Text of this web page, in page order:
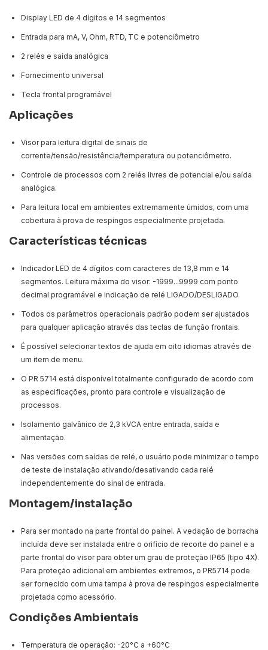
Display LED de 4 dígitos e 14 segmentos
Entrada para mA, V, Ohm, RTD, TC e potenciômetro
2 relés e saída analógica
Fornecimento universal
Tecla frontal programável
Aplicações
Visor para leitura digital de sinais de
corrente/tensão/resistência/temperatura ou potenciômetro.
Controle de processos com 2 relés livres de potencial e/ou saída
analógica.
Para leitura local em ambientes extremamente úmidos, com uma
cobertura à prova de respingos especialmente projetada.
Características técnicas
Indicador LED de 4 dígitos com caracteres de 13,8 mm e 14
segmentos. Leitura máxima do visor: -1999...9999 com ponto
decimal programável e indicação de relé LIGADO/DESLIGADO.
Todos os parâmetros operacionais padrão podem ser ajustados
para qualquer aplicação através das teclas de função frontais.
É possível selecionar textos de ajuda em oito idiomas através de
um item de menu.
O PR 5714 está disponível totalmente configurado de acordo com
as especificações, pronto para controle e visualização de
processos.
Isolamento galvânico de 2,3 kVCA entre entrada, saída e
alimentação.
Nas versões com saídas de relé, o usuário pode minimizar o tempo
de teste de instalação ativando/desativando cada relé
independentemente do sinal de entrada.
Montagem/instalação
Para ser montado na parte frontal do painel. A vedação de borracha
incluída deve ser instalada entre o orifício de recorte do painel e a
parte frontal do visor para obter um grau de proteção IP65 (tipo 4X).
Para proteção adicional em ambientes extremos, o PR5714 pode
ser fornecido com uma tampa à prova de respingos especialmente
projetada como acessório.
Condições Ambientais
Temperatura de operação: -20°C a +60°C